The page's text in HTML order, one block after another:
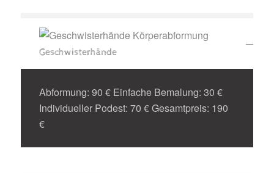
Geschwisterhände
Abformung: 90 € Einfache Bemalung: 30 €
Individueller Podest: 70 € Gesamtpreis: 190
€